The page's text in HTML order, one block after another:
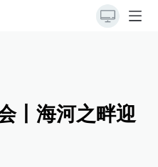
丨海河之畔迎